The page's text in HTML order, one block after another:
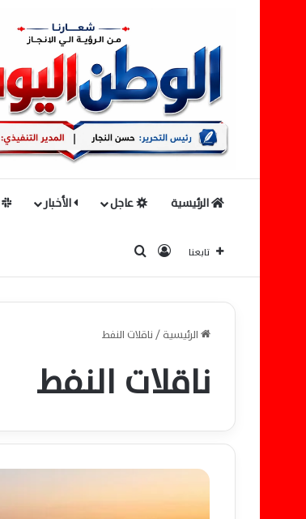
الرئيسية عاجل الأخبار
تابعنا تسجيل الدخول
الرئيسية/ناقلات النفط
ناقلات النفط